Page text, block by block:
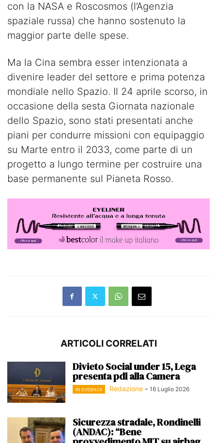
con la NASA e Roscosmos (l’Agenzia
spaziale russa) che hanno sostenuto la
maggior parte delle spese.
Ma la Cina sembra esser intenzionata a
divenire leader del settore e prima potenza
mondiale nello Spazio. Il 24 aprile scorso, in
occasione della sesta Giornata nazionale
dello Spazio, sono stati presentati anche
piani per condurre missioni con equipaggio
su Marte entro il 2033, come parte di un
progetto a lungo termine per costruire una
base permanente sul Pianeta Rosso.
ARTICOLI CORRELATI
Divieto Social under 15, Lega
presenta pdl alla Camera
IN EVIDENZA Redazione - 16 Luglio 2026
Sicurezza stradale, Rondinelli
(ANDAC): “Bene